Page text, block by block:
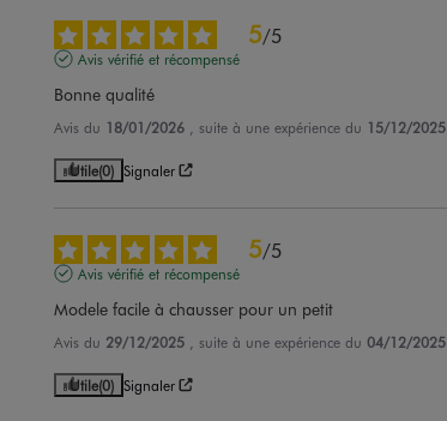
5/5
Avis vérifié et récompensé
Bonne qualité
Avis du 18/01/2026 , suite à une expérience du 15/12/2025
Utile(0) Signaler
5/5
Avis vérifié et récompensé
Modele facile à chausser pour un petit
Avis du 29/12/2025 , suite à une expérience du 04/12/2025
Utile(0) Signaler